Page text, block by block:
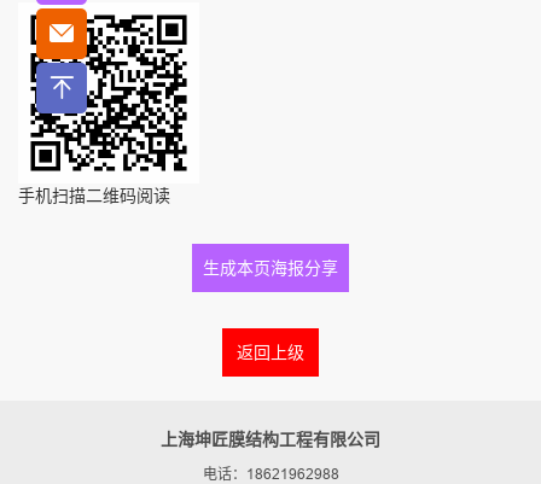
手机扫描二维码阅读
生成本页海报分享
返回上级
上海坤匠膜结构工程有限公司
电话：18621962988